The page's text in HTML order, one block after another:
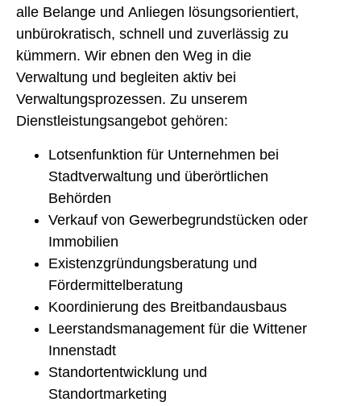
alle Belange und Anliegen lösungsorientiert,
unbürokratisch, schnell und zuverlässig zu
kümmern. Wir ebnen den Weg in die
Verwaltung und begleiten aktiv bei
Verwaltungsprozessen. Zu unserem
Dienstleistungsangebot gehören:
Lotsenfunktion für Unternehmen bei
Stadtverwaltung und überörtlichen
Behörden
Verkauf von Gewerbegrundstücken oder
Immobilien
Existenzgründungsberatung und
Fördermittelberatung
Koordinierung des Breitbandausbaus
Leerstandsmanagement für die Wittener
Innenstadt
Standortentwicklung und
Standortmarketing